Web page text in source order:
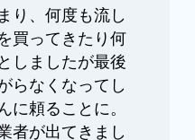
り、何度も流し
買ってきたり何
しましたが最後
らなくなってし
に頼ることに。
者が出てきまし